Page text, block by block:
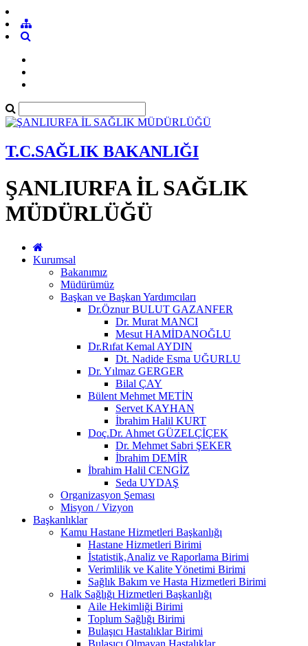
T.C.SAĞLIK BAKANLIĞI
ŞANLIURFA İL SAĞLIK
MÜDÜRLÜĞÜ
Kurumsal
Bakanımız
Müdürümüz
Başkan ve Başkan Yardımcıları
Dr.Öznur BULUT GAZANFER
Dr. Murat MANCI
Mesut HAMİDANOĞLU
Dr.Rıfat Kemal AYDIN
Dt. Nadide Esma UĞURLU
Dr. Yılmaz GERGER
Bilal ÇAY
Bülent Mehmet METİN
Servet KAYHAN
İbrahim Halil KURT
Doç.Dr. Ahmet GÜZELÇİÇEK
Dr. Mehmet Sabri ŞEKER
İbrahim DEMİR
İbrahim Halil CENGİZ
Seda UYDAŞ
Organizasyon Şeması
Misyon / Vizyon
Başkanlıklar
Kamu Hastane Hizmetleri Başkanlığı
Hastane Hizmetleri Birimi
İstatistik,Analiz ve Raporlama Birimi
Verimlilik ve Kalite Yönetimi Birimi
Sağlık Bakım ve Hasta Hizmetleri Birimi
Halk Sağlığı Hizmetleri Başkanlığı
Aile Hekimliği Birimi
Toplum Sağlığı Birimi
Bulaşıcı Hastalıklar Birimi
Bulaşıcı Olmayan Hastalıklar